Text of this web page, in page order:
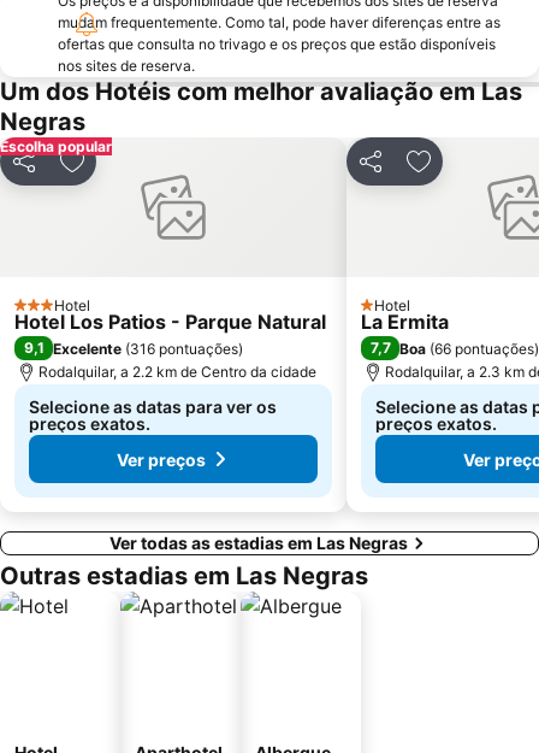
mudam frequentemente. Como tal, pode haver diferenças entre as
ofertas que consulta no trivago e os preços que estão disponíveis
nos sites de reserva.
Um dos Hotéis com melhor avaliação em Las
Negras
Escolha popular
PartilharAdicionar aos favoritos
3 Estrelas
Hotel
Hotel Los Patios - Parque Natural
9,1 Excelente (316 pontuações)
Rodalquilar, a 2.2 km de Centro da cidade
Selecione as datas para ver os
preços exatos.
Ver preços
PartilharAdicionar
1 Estrelas
Hotel
La Ermita
7,7 Boa (66 pontuações)
Rodalquilar, a 2.3 km
Selecione as datas
preços exatos.
Ver
Ver todas as estadias em Las Negras
Outras estadias em Las Negras